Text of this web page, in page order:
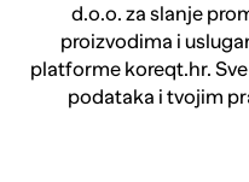
d.o.o. za slanje
proizvodima i
platforme koreqt.hr.
podataka i tvojim